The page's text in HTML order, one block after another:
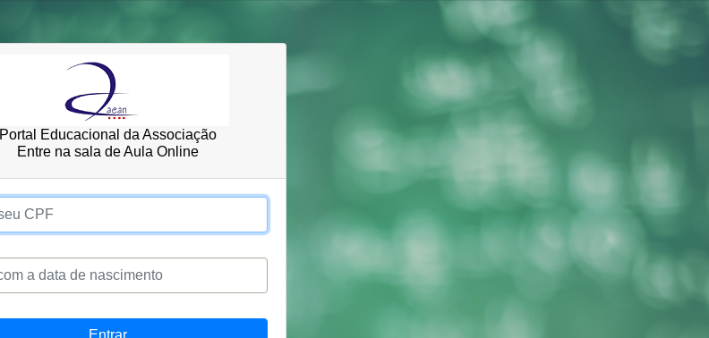
Portal Educacional da Associação
Entre na sala de Aula Online